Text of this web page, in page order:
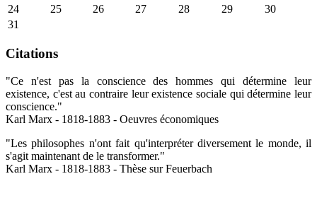
24
25 26 27 28 29
30
31
Citations
"Ce n'est pas la conscience des hommes qui détermine leur
existence, c'est au contraire leur existence sociale qui détermine leur
conscience."
Karl Marx - 1818-1883 - Oeuvres économiques
"Les philosophes n'ont fait qu'interpréter diversement le monde, il
s'agit maintenant de le transformer."
Karl Marx - 1818-1883 - Thèse sur Feuerbach